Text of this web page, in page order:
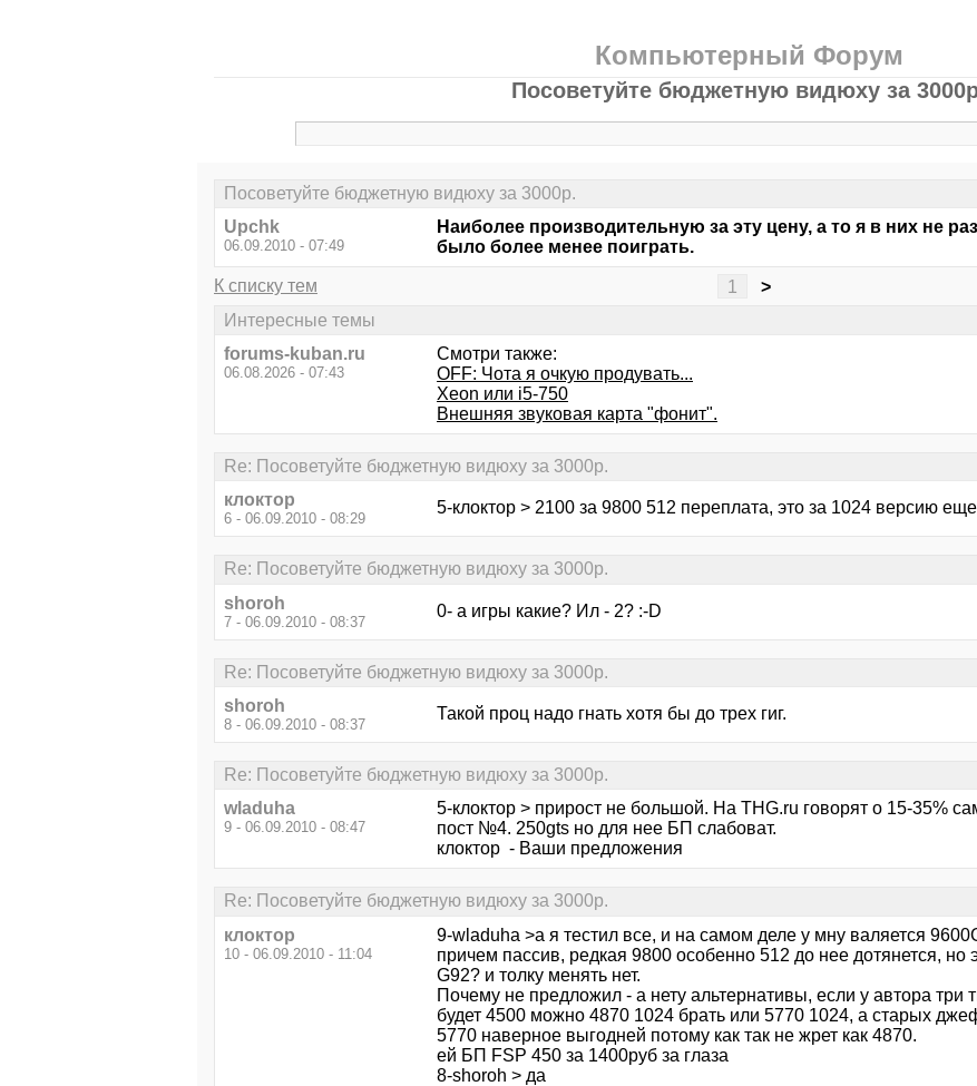
Компьютерный Форум
Посоветуйте бюджетную видюху за
Посоветуйте бюджетную видюху за 3000р.
Upchk
06.09.2010 - 07:49
Наиболее производительную за эту цену, а то я в них не
было более менее поиграть.
К списку тем 1 >
Интересные темы
forums-kuban.ru
06.08.2026 - 07:43
Смотри также:
OFF: Чота я очкую продувать...
Xeon или i5-750
Внешняя звуковая карта "фонит".
Re: Посоветуйте бюджетную видюху за 3000р.
клоктор
6 - 06.09.2010 - 08:29
5-клоктор > 2100 за 9800 512 переплата, это за 1024 версию
Re: Посоветуйте бюджетную видюху за 3000р.
shoroh
7 - 06.09.2010 - 08:37
0- а игры какие? Ил - 2? :-D
Re: Посоветуйте бюджетную видюху за 3000р.
shoroh
8 - 06.09.2010 - 08:37
Такой проц надо гнать хотя бы до трех гиг.
Re: Посоветуйте бюджетную видюху за 3000р.
wladuha
9 - 06.09.2010 - 08:47
5-клоктор > прирост не большой. На THG.ru говорят о 15-35%
пост №4. 250gts но для нее БП слабоват.
клоктор - Ваши предложения
Re: Посоветуйте бюджетную видюху за 3000р.
клоктор
10 - 06.09.2010 - 11:04
9-wladuha >а я тестил все, и на самом деле у мну валяется
причем пассив, редкая 9800 особенно 512 до нее дотянется,
G92? и толку менять нет.
Почему не предложил - а нету альтернативы, если у автора три
будет 4500 можно 4870 1024 брать или 5770 1024, а старых
5770 наверное выгодней потому как так не жрет как 4870.
ей БП FSP 450 за 1400руб за глаза
8-shoroh > да